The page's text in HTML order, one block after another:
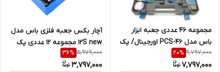
مجموعه 46 عددی جعبه ابزار
باس مدل 46-PCS اورجینال/ پک
اصلی وارداتی
9,797,000
20%
7,797,000
آچار بکس جعبه فلزی باس مدل
12S new مجموعه 12 عددی پک
پلمپ اصلی اورجینال
5,979,000
36%
3,797,000